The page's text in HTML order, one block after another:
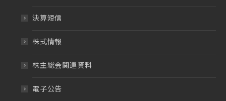
決算短信
株式情報
株主総会関連資料
電子公告